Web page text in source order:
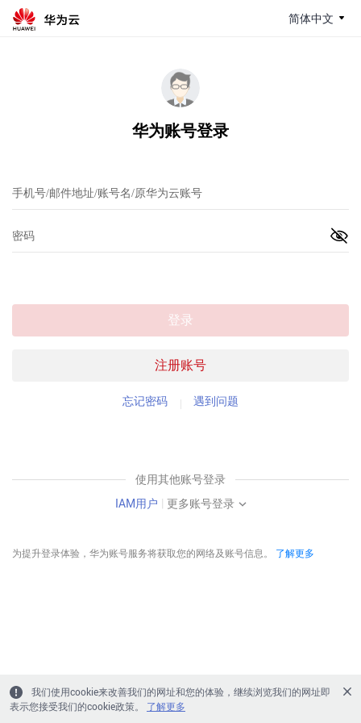
简体中文
华为账号登录
注册账号
登录
忘记密码 遇到问题
使用其他账号登录
IAM用户 | 更多账号登录
为提升登录体验，华为账号服务将获取您的网络及账号信息。 了解更多
我们使用cookie来改善我们的网址和您的体验，继续浏览我们的网址即
表示您接受我们的cookie政策。
了解更多